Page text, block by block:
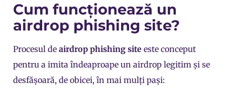
Cum funcționează un
airdrop phishing site?
Procesul de airdrop phishing site este conceput
pentru a imita îndeaproape un airdrop legitim și se
desfășoară, de obicei, în mai mulți pași: